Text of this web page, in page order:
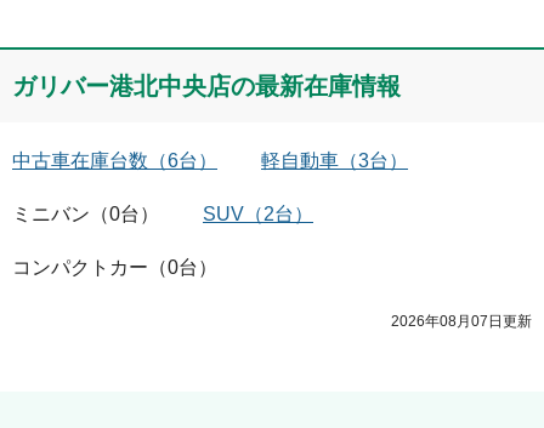
ガリバー港北中央店の最新在庫情報
中古車在庫台数 （6台） 軽自動車 （3台）
ミニバン （0台） SUV （2台）
コンパクトカー （0台）
2026年08月07日更新